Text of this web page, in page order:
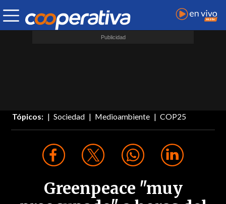
Tópicos: Sociedad Medioambiente COP25
Greenpeace "muy